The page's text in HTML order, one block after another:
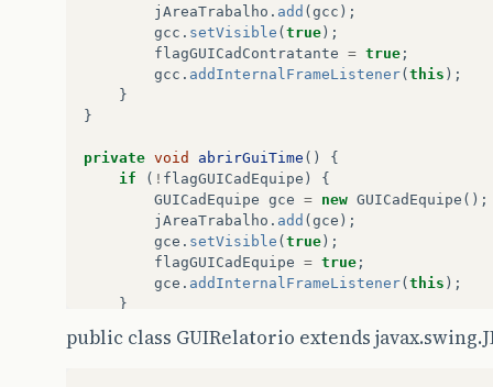
jAreaTrabalho . add ( gcc );
gcc . setVisible ( true );
flagGUICadContratante = true ;
gcc . addInternalFrameListener( this );
}
}
private void abrirGuiTime ()
{
if
( ! flagGUICadEquipe )
{
GUICadEquipe gce = new GUICadEquipe ();
jAreaTrabalho . add ( gce );
gce . setVisible ( true );
flagGUICadEquipe = true ;
gce . addInternalFrameListener( this );
}
private
void abrirRelatorio(){
public class GUIRelatorio extends